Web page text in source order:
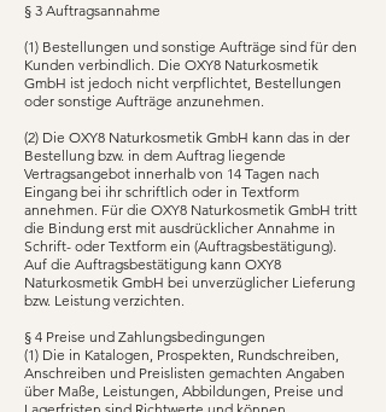
§ 3 Auftragsannahme
(1) Bestellungen und sonstige Aufträge sind für den
Kunden verbindlich. Die OXY8 Naturkosmetik
GmbH ist jedoch nicht verpflichtet, Bestellungen
oder sonstige Aufträge anzunehmen.
(2) Die OXY8 Naturkosmetik GmbH kann das in der
Bestellung bzw. in dem Auftrag liegende
Vertragsangebot innerhalb von 14 Tagen nach
Eingang bei ihr schriftlich oder in Textform
annehmen. Für die OXY8 Naturkosmetik GmbH tritt
die Bindung erst mit ausdrücklicher Annahme in
Schrift- oder Textform ein (Auftragsbestätigung).
Auf die Auftragsbestätigung kann OXY8
Naturkosmetik GmbH bei unverzüglicher Lieferung
bzw. Leistung verzichten.
§ 4 Preise und Zahlungsbedingungen
(1) Die in Katalogen, Prospekten, Rundschreiben,
Anschreiben und Preislisten gemachten Angaben
über Maße, Leistungen, Abbildungen, Preise und